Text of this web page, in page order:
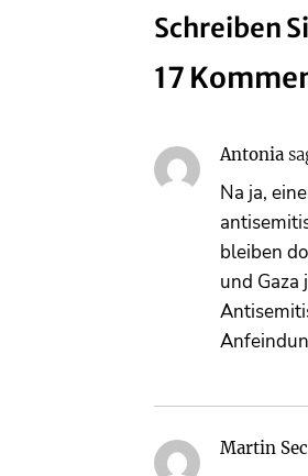
Schreiben
17
Antonia
Na ja,
bleiben
und
Martin